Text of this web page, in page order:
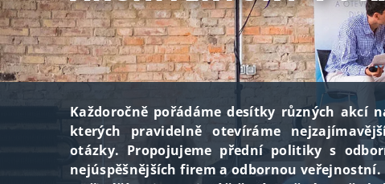
Každoročně pořádáme desítky různých akcí
kterých pravidelně otevíráme
otázky. Propojujeme přední politiky s
nejúspěšnějších firem a odbornou